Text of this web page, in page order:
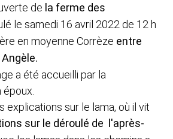
de la ferme des
le samedi 16 avril 2022 de 12 h
en moyenne Corrèze entre
a été accueilli par la
explications sur le lama, où il vit
sur le déroulé de l'après-